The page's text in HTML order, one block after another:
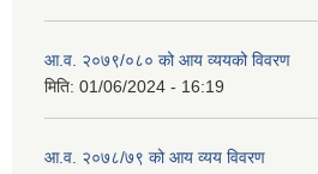
आ.व. २०७९/०८० को आय व्ययको विवरण
मिति: 01/06/2024 - 16:19
आ.व. २०७८/७९ को आय व्यय विवरण